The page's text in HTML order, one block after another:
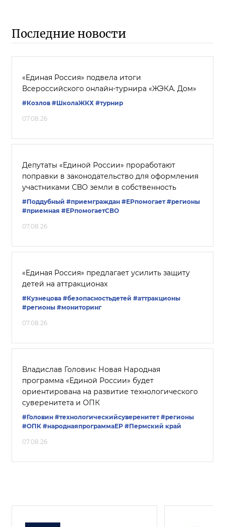
Последние новости
«Единая Россия» подвела итоги
Всероссийского онлайн-турнира «ЖЭКА. Дом»
#Козлов #ШколаЖКХ #турнир
07.08.26
Депутаты «Единой России» проработают
поправки в законодательство для оформления
участниками СВО земли в собственность
#Поддубный #приемграждан #ЕРпомогает #регионы
#приемная #ЕРпомогаетСВО
07.08.26
«Единая Россия» предлагает усилить защиту
детей на аттракционах
#Кузнецова #безопасностьдетей #аттракционы
#регионы #мониторинг
07.08.26
Владислав Головин: Новая Народная
программа «Единой России» будет
ориентирована на развитие технологического
суверенитета и ОПК
#Головин #технологическийсуверенитет #регионы
#ОПК #народнаяпрограммаЕР #Пермский край
07.08.26